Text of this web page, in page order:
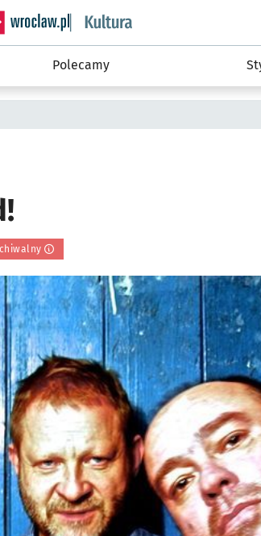
informacyjny wroclaw.pl podserwis:
Polecamy